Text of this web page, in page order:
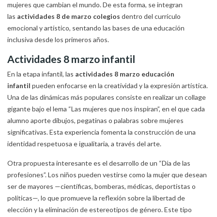
mujeres que cambian el mundo. De esta forma, se integran
las actividades 8 de marzo colegios dentro del currículo
emocional y artístico, sentando las bases de una educación
inclusiva desde los primeros años.
Actividades 8 marzo infantil
En la etapa infantil, las actividades 8 marzo educación
infantil pueden enfocarse en la creatividad y la expresión artística.
Una de las dinámicas más populares consiste en realizar un collage
gigante bajo el lema “Las mujeres que nos inspiran”, en el que cada
alumno aporte dibujos, pegatinas o palabras sobre mujeres
significativas. Esta experiencia fomenta la construcción de una
identidad respetuosa e igualitaria, a través del arte.
Otra propuesta interesante es el desarrollo de un “Día de las
profesiones”. Los niños pueden vestirse como la mujer que desean
ser de mayores —científicas, bomberas, médicas, deportistas o
políticas—, lo que promueve la reflexión sobre la libertad de
elección y la eliminación de estereotipos de género. Este tipo